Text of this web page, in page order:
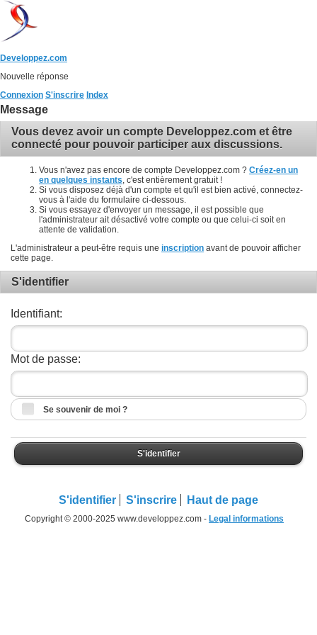
Developpez.com
Nouvelle réponse
Connexion S'inscrire Index
Message
Vous devez avoir un compte Developpez.com et être
connecté pour pouvoir participer aux discussions.
Vous n'avez pas encore de compte Developpez.com ? Créez-en un
en quelques instants , c'est entièrement gratuit !
Si vous disposez déjà d'un compte et qu'il est bien activé, connectez-
vous à l'aide du formulaire ci-dessous.
Si vous essayez d'envoyer un message, il est possible que
l'administrateur ait désactivé votre compte ou que celui-ci soit en
attente de validation.
L'administrateur a peut-être requis une inscription avant de pouvoir afficher
cette page.
S'identifier
Identifiant:
Mot de passe:
Se souvenir de moi ?
S'identifier
S'identifier S'inscrire Haut de page
Copyright © 2000-2025 www.developpez.com - Legal informations